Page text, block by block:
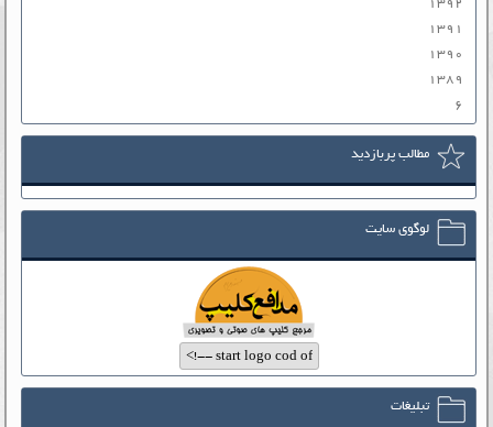
۱۳۹۲
۱۳۹۱
۱۳۹۰
۱۳۸۹
۶
مطالب پربازدید
لوگوی سایت
تبلیغات